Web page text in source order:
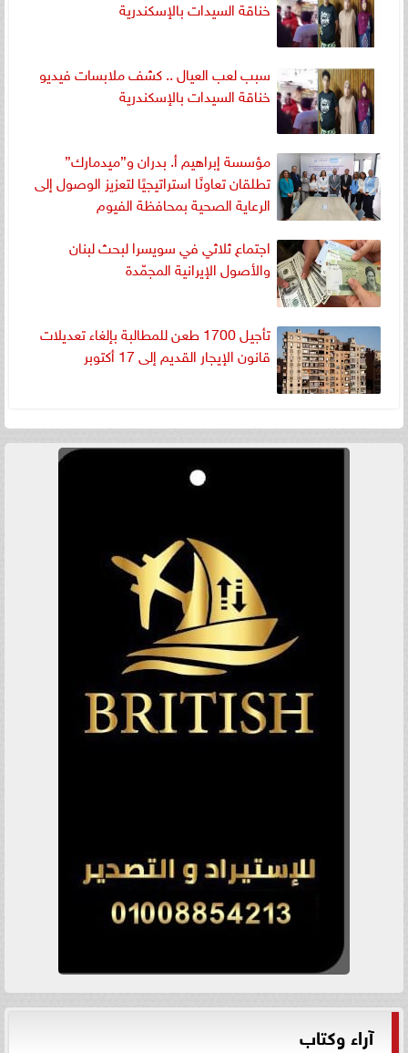
خناقة السيدات بالإسكندرية
سبب لعب العيال .. كشف ملابسات فيديو
خناقة السيدات بالإسكندرية
مؤسسة إبراهيم أ. بدران و”ميدمارك”
تطلقان تعاونًا استراتيجيًا لتعزيز الوصول إلى
الرعاية الصحية بمحافظة الفيوم
اجتماع ثلاثي في سويسرا لبحث لبنان
والأصول الإيرانية المجمّدة
تأجيل 1700 طعن للمطالبة بإلغاء تعديلات
قانون الإيجار القديم إلى 17 أكتوبر
آراء وكتاب